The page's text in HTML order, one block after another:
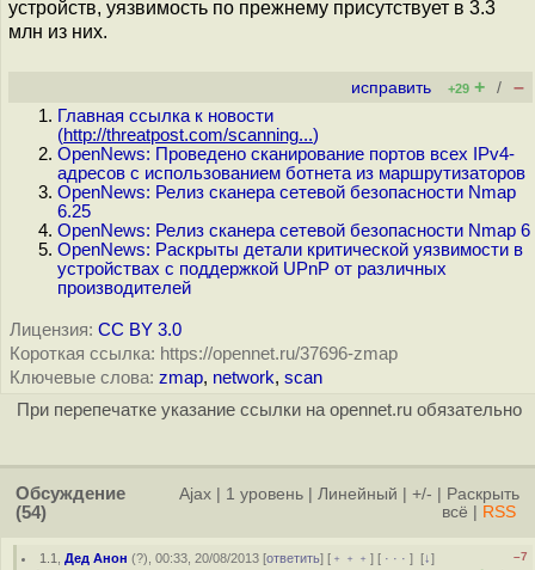
устройств, уязвимость по прежнему присутствует в 3.3
млн из них.
исправить +29 + / –
Главная ссылка к новости
(http://threatpost.com/scanning...)
OpenNews: Проведено сканирование портов всех IPv4-
адресов с использованием ботнета из маршрутизаторов
OpenNews: Релиз сканера сетевой безопасности Nmap
6.25
OpenNews: Релиз сканера сетевой безопасности Nmap 6
OpenNews: Раскрыты детали критической уязвимости в
устройствах с поддержкой UPnP от различных
производителей
Лицензия: CC BY 3.0
Короткая ссылка: https://opennet.ru/37696-zmap
Ключевые слова: zmap, network, scan
При перепечатке указание ссылки на opennet.ru обязательно
Обсуждение
(54)
Ajax 1 уровень Линейный +/-
Раскрыть
всё
RSS
1.1 ,Дед Анон (?), 00:33, 20/08/2013 [ответить] [ ﹢﹢﹢] [ · · ·][↓]
–7